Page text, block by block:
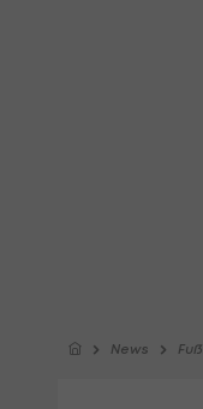
News